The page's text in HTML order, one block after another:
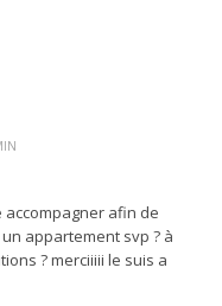
accompagner afin de
appartement svp ? à
? merciiiii le suis a